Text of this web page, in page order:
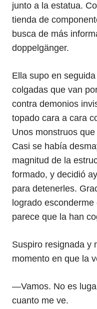
junto a la estatua.
tienda de
busca de más
doppelgänger.
Ella supo en
colgadas que van
contra demonios
topado cara a cara
Unos monstruos
Casi se había
magnitud de la
formado, y decidió
para detenerles.
logrado
parece que la han
Suspiro resignada y
momento en que la
—Vamos. No es
cuanto me ve.